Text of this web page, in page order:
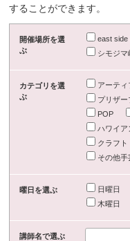
することができます。
開催場所を選
ぶ
east side
シモジマ
カテゴリを選
ぶ
アーティ
プリザー
POP
ハワイア
クラフト
その他手
曜日を選ぶ 日曜日
木曜日
講師名で選ぶ